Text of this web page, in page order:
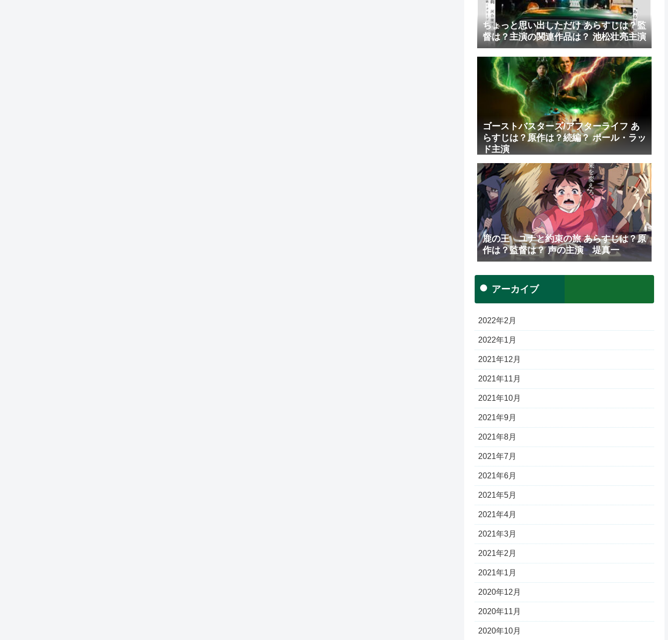
ちょっと思い出しただけ あらすじは？監
督は？主演の関連作品は？ 池松壮亮主演
ゴーストバスターズ/アフターライフ あ
らすじは？原作は？続編？ ポール・ラッ
ド主演
鹿の王 ユナと約束の旅 あらすじは？原
作は？監督は？ 声の主演 堤真一
アーカイブ
2022年2月
2022年1月
2021年12月
2021年11月
2021年10月
2021年9月
2021年8月
2021年7月
2021年6月
2021年5月
2021年4月
2021年3月
2021年2月
2021年1月
2020年12月
2020年11月
2020年10月